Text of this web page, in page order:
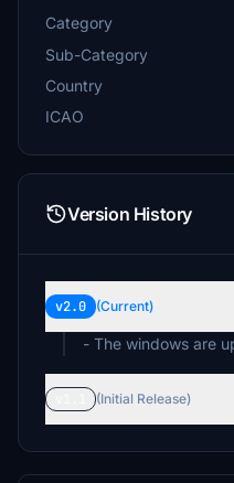
Category
Sub-Category
Country
ICAO
Version History
v2.0 (Current)
- The windows are
(Initial Release)